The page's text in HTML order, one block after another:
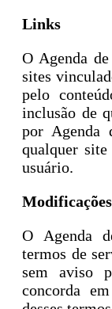
Links
O Agenda
sites
pelo
inclusão de
por Agenda
qualquer
usuário.
Modificações
O Agenda
termos de
sem aviso
concorda